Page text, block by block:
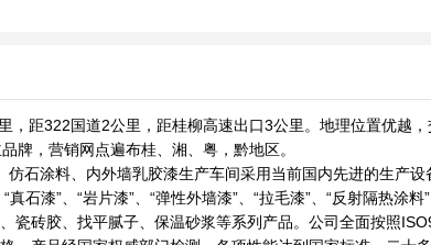
距322国道2公里，距桂柳高速出口3公里。地理位置优越
牌，营销网点遍布桂、湘、粤，黔地区。
石涂料、内外墙乳胶漆生产车间采用当前国内先进的生产
漆”、“岩片漆”、“弹性外墙漆”、“拉毛漆”、“反射隔热涂料
瓷砖胶、找平腻子、保温砂浆等系列产品。公司全面按照